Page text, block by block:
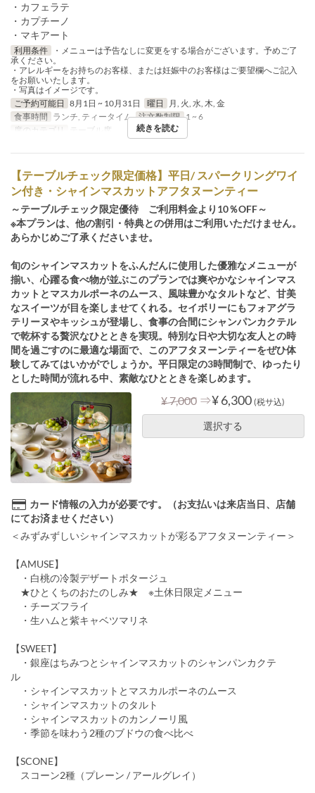
・カフェラテ
・カプチーノ
・マキアート
利用条件
・メニューは予告なしに変更をする場合がございます。予めご了
承ください。
・アレルギーをお持ちのお客様、または妊娠中のお客様はご要望欄へご記入
をお願いいたします。
・写真はイメージです。
ご予約可能日 8月1日 ~ 10月31日 曜日
月, 火, 水, 木, 金
食事時間 ランチ, ティータイム 注文数制限 1 ~ 6
席のカテゴリ
テーブル席 続きを読む
【テーブルチェック限定価格】平日/ スパークリングワイ
ン付き・シャインマスカットアフタヌーンティー
～テーブルチェック限定優待 ご利用料金より10％OFF～
※本プランは、他の割引・特典との併用はご利用いただけません。
あらかじめご了承くださいませ。
旬のシャインマスカットをふんだんに使用した優雅なメニューが
揃い、心躍る食べ物が並ぶこのプランでは爽やかなシャインマス
カットとマスカルポーネのムース、風味豊かなタルトなど、甘美
なスイーツが目を楽しませてくれる。セイボリーにもフォアグラ
テリーヌやキッシュが登場し、食事の合間にシャンパンカクテル
で乾杯する贅沢なひとときを実現。特別な日や大切な友人との時
間を過ごすのに最適な場面で、このアフタヌーンティーをぜひ体
験してみてはいかがでしょうか。平日限定の3時間制で、ゆったり
とした時間が流れる中、素敵なひとときを楽しめます。
¥ 7,000 ⇒¥ 6,300 (税サ込)
選択する
カード情報の入力が必要です。（お支払いは来店当日、店舗
にてお済ませください）
＜みずみずしいシャインマスカットが彩るアフタヌーンティー＞
【AMUSE】
・白桃の冷製デザートポタージュ
★ひとくちのおたのしみ★ ※土休日限定メニュー
・チーズフライ
・生ハムと紫キャベツマリネ
【SWEET】
・銀座はちみつとシャインマスカットのシャンパンカクテ
ル
・シャインマスカットとマスカルポーネのムース
・シャインマスカットのタルト
・シャインマスカットのカンノーリ風
・季節を味わう2種のブドウの食べ比べ
【SCONE】
スコーン2種（プレーン / アールグレイ）